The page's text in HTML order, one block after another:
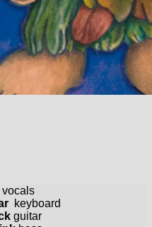
vocals
keyboard
guitar